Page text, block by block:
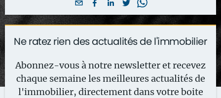
Ne ratez rien des actualités de l'immobilier
Abonnez-vous à notre newsletter et recevez
chaque semaine les meilleures actualités de
l'immobilier, directement dans votre boite